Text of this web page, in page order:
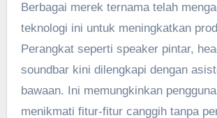
Berbagai merek ternama telah
teknologi ini untuk meningkatkan
Perangkat seperti speaker pintar,
soundbar kini dilengkapi dengan
bawaan. Ini memungkinkan
menikmati fitur-fitur canggih tanpa